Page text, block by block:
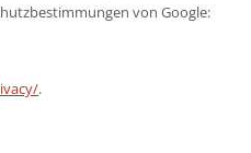
von Google:
.